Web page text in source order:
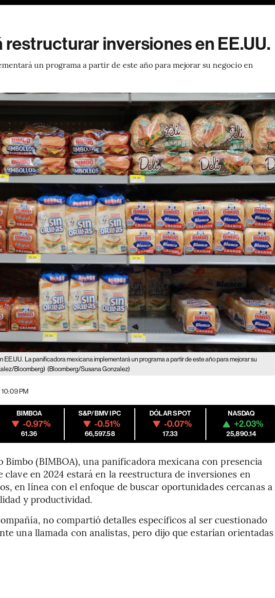
restructurar inversiones en EE.UU.
un programa a partir de este año para mejorar su negocio en
EE.UU. La panificadora mexicana implementará un programa a partir de este año para mejorar su
Bloomberg) (Bloomberg/Susana Gonzalez)
10:09 PM
BIMBOA
-0.97%
61.36
S&P/BMV IPC
-0.51%
66,597.58
DÓLAR SPOT
-0.07%
17.33
NASDAQ
+2.03%
25,890.14
(BIMBOA), una panificadora mexicana con presencia
clave en 2024 estará en la reestructura de inversiones en
en línea con el enfoque de buscar oportunidades cercanas a
y productividad.
no compartió detalles específicos al ser cuestionado
una llamada con analistas, pero dijo que estarían orientadas